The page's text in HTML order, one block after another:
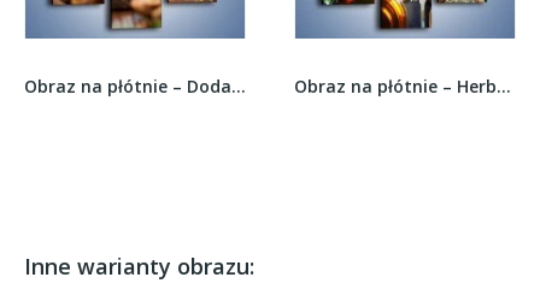
Obraz na płótnie – Dodatki idealne do kawy –... Obraz na płótnie – Herbata i smaki świata –...
Inne warianty obrazu: